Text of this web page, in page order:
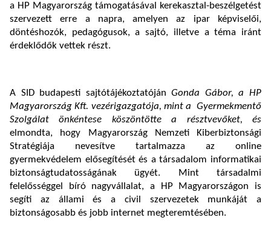
a HP Magyarország támogatásával kerekasztal-beszélgetést
szervezett erre a napra, amelyen az ipar képviselői,
döntéshozók, pedagógusok, a sajtó, illetve a téma iránt
érdeklődők vettek részt.
A SID budapesti sajtótájékoztatójánGonda Gábor, a HP
Magyarország Kft. vezérigazgatója, mint a Gyermekmentő
Szolgálat önkéntese köszöntötte a résztvevőket, és
elmondta, hogy Magyarország Nemzeti Kiberbiztonsági
Stratégiája nevesítve tartalmazza az online
gyermekvédelem elősegítését és a társadalom informatikai
biztonságtudatosságának ügyét. Mint társadalmi
felelősséggel bíró nagyvállalat, a HP Magyarországon is
segíti az állami és a civil szervezetek munkáját a
biztonságosabb és jobb internet megteremtésében.